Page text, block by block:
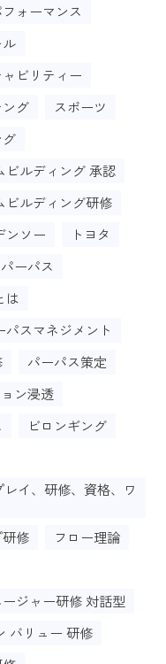
ォーマンス
ャビリティー
ング
スポーツ
ビルディング 承認
ビルディング研修
ンソー
トヨタ
パーパス
は
パスマネジメント
パーパス策定
ン浸透
ビロンギング
イ、研修、資格、ワ
修
フロー理論
ージャー研修 対話型
バリュー 研修